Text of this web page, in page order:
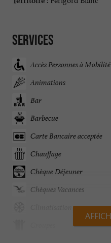
Services
Accès Personnes à
Animations
Bar
Barbecue
Carte Bancaire acceptée
Chauffage
Chèque Déjeuner
Chèques Vacances